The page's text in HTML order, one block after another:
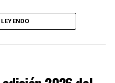
(investigación y voz)